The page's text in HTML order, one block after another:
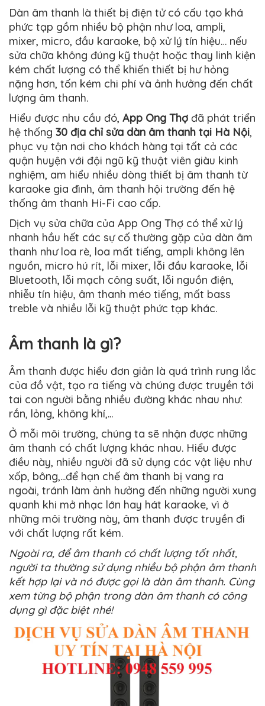
Dàn âm thanh là thiết bị điện tử có cấu tạo khá
phức tạp gồm nhiều bộ phận như loa, ampli,
mixer, micro, đầu karaoke, bộ xử lý tín hiệu… nếu
sửa chữa không đúng kỹ thuật hoặc thay linh kiện
kém chất lượng có thể khiến thiết bị hư hỏng
nặng hơn, tốn kém chi phí và ảnh hưởng đến chất
lượng âm thanh.
Hiểu được nhu cầu đó, App Ong Thợ đã phát triển
hệ thống 30 địa chỉ sửa dàn âm thanh tại Hà Nội,
phục vụ tận nơi cho khách hàng tại tất cả các
quận huyện với đội ngũ kỹ thuật viên giàu kinh
nghiệm, am hiểu nhiều dòng thiết bị âm thanh từ
karaoke gia đình, âm thanh hội trường đến hệ
thống âm thanh Hi-Fi cao cấp.
Dịch vụ sửa chữa của App Ong Thợ có thể xử lý
nhanh hầu hết các sự cố thường gặp của dàn âm
thanh như loa rè, loa mất tiếng, ampli không lên
nguồn, micro hú rít, lỗi mixer, lỗi đầu karaoke, lỗi
Bluetooth, lỗi mạch công suất, lỗi nguồn điện,
nhiễu tín hiệu, âm thanh méo tiếng, mất bass
treble và nhiều lỗi kỹ thuật phức tạp khác.
Âm thanh là gì?
Âm thanh được hiểu đơn giản là quá trình rung lắc
của đồ vật, tạo ra tiếng và chúng được truyền tới
tai con người bằng nhiều đường khác nhau như:
rắn, lỏng, không khí,...
Ở mỗi môi trường, chúng ta sẽ nhận được những
âm thanh có chất lượng khác nhau. Hiểu được
điều này, nhiều người đã sử dụng các vật liệu như
xốp, bông,...để hạn chế âm thanh bị vang ra
ngoài, tránh làm ảnh hưởng đến những người xung
quanh khi mở nhạc lớn hay hát karaoke, vì ở
những môi trường này, âm thanh được truyền đi
với chất lượng rất kém.
Ngoài ra, để âm thanh có chất lượng tốt nhất,
người ta thường sử dụng nhiều bộ phận âm thanh
kết hợp lại và nó được gọi là dàn âm thanh. Cùng
xem từng bộ phận trong dàn âm thanh có công
dụng gì đặc biệt nhé!